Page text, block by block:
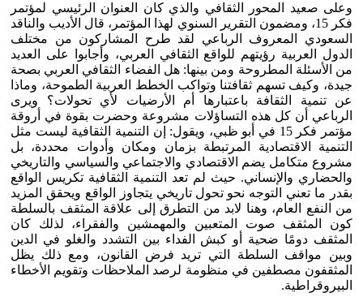
وعلى صعيد المحور الثقافي والذي كان العنوان الرئيسي لمؤتمر
فكر 15، ومضمون التقرير السنوي لهذا المؤتمر، قال الأديب والناقد
السعودي المعروف الرباعي لقد طرح المشاركون من مختلف
الدول العربية رؤيتهم للواقع الثقافي العربي، وأجابوا على العديد
من الأسئلة المطروحة ومن بينها: هل الفضاء الثقافي العربي بصحة
جيدة، وكيف تسهم ثقافتنا وتواكب الخطط العربية الطموحة، وماذا
عن تنمية الثقافة باعتبارها أم الأرضيات لأي تحولات؟ ويرى
الرباعي أن كل هذه التساؤلات مشروعة وحضرت بقوة في أروقة
مؤتمر فكر 15 في أبو ظبي، ويقول: إن التنمية الثقافية ليست مثل
التنمية الاقتصادية المرتبطة بزمان ومكان وأدوات محددة، بل
مشروع متكامل يضم الاقتصادي والاجتماعي والسياسي والتاريخي
والحضاري والإنساني. حيث لم تعد التنمية الثقافية تكريس الواقع
بقدر ما تعني التوجه نحو تحول تاريخي يتجاوز الواقع ويحقق المزيد
من النفع العام، وهنا لابد من التطرق إلى علاقة المثقف بالسلطة
كون المثقف صوت المتعبين والمهمشين والفقراء، لذلك كان
المثقف دومًا ضحية أو كبش الفداء بين التشدد والغلو في الدين
وبين مواقف السلطة التي تريد فرض القانون، ومع ذلك يظل
المثقفون مصطفين في منظومة لرصد الملاحظات وتقويم الأخطاء
البيروقراطية.